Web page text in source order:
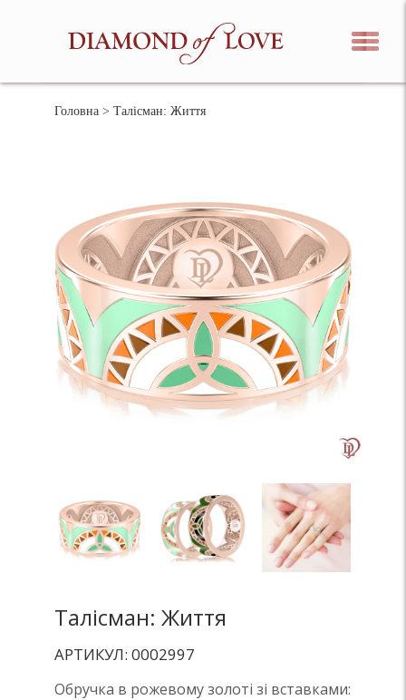
Головна > Талісман: Життя
Талісман: Життя
АРТИКУЛ: 0002997
Обручка в рожевому золоті зі вставками: